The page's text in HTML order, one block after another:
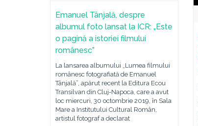
Emanuel Tânjală, despre
albumul foto lansat la ICR: „Este
o pagină a istoriei filmului
românesc”
La lansarea albumului „Lumea filmului
românesc fotografiată de Emanuel
Tânjală”, apărut recent la Editura Ecou
Transilvan din Cluj-Napoca, care a avut
loc miercuri, 30 octombrie 2019, în Sala
Mare a Institutului Cultural Român,
artistul fotograf a declarat